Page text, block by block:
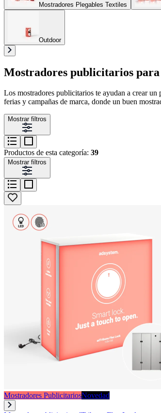
Mostradores Plegables Textiles
Outdoor
Mostradores publicitarios
Los mostradores publicitarios te ayudan a crear un
ferias y campañas de marca, donde un buen
Mostrar filtros
Productos de esta categoría: 39
Mostrar filtros
Mostradores PublicitariosNovedad